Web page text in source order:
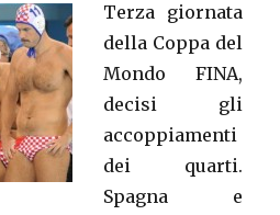
Terza giornata
della Coppa del
Mondo FINA,
decisi gli
accoppiamenti
dei quarti.
Spagna e